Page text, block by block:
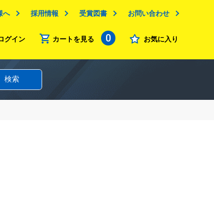
へ 採用情報 受賞図書 お問い合わせ
グイン カートを見る 0 お気に入り
検索